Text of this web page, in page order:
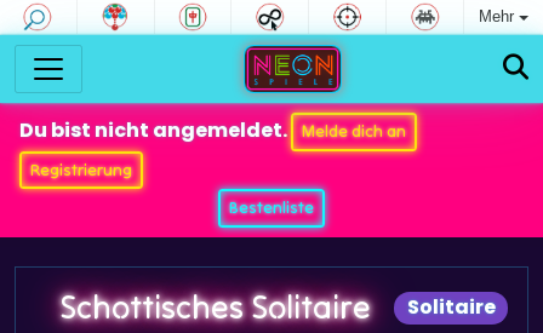
Mehr
Du bist nicht angemeldet.
Melde dich an
Registrierung
Bestenliste
Solitaire
Schottisches Solitaire